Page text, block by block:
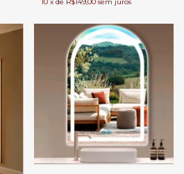
10 x de R$149,00 sem juros